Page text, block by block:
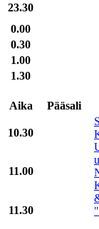
23.30
0.00
0.30
1.00
1.30
Aika
Pääsali
10.30
11.00
11.30